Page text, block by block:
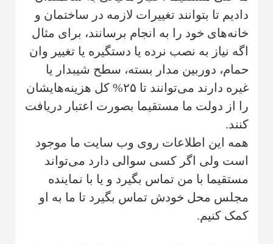
دادیم تا بتوانند تغییرات لازمه در ساختمان و
خانه‌های خود را به انجام برسانند، برای مثال
اگه نیاز به نصب نرده یا دستگیره یا تغییر وان
حمام، دوربین مدار بسته، سطح شیبدار یا
غیره دارند می‌توانند تا ۲۵% کل هزینه‌هایشان
را از دولت ما مستقیما بصورت اعتبار دریافت
کنند.
همه این اطلاعات روی وب سایت ما موجود
است ولی اگر کسی سوالی دارد می‌تواند
مستقیما با من تماس بگیرد و یا با نماینده
مجلس محل خودش تماس بگیرد تا ما به او
کمک کنیم.